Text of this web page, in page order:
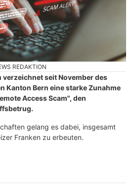
REDAKTION
verzeichnet seit November des
Kanton Bern eine starke Zunahme
Access Scam", den
gelang es dabei, insgesamt
Franken zu erbeuten.